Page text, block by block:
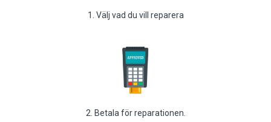
1. Välj vad du vill reparera
2. Betala för reparationen.